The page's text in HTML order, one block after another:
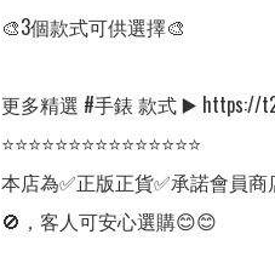
🎨3個款式可供選擇🎨
更多精選 #手錶 款式 ▶️ https://
⭐⭐⭐⭐⭐⭐⭐⭐⭐⭐⭐⭐⭐⭐⭐
本店為✅正版正貨✅承諾會員
🚫，客人可安心選購😊😊